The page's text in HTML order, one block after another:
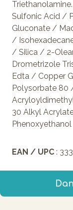
Sulfonic Acid /
Gluconate /
/
/ Silica / 2-
Drometrizole
Edta / Copper
Polysorbate 80
30 Alkyl
Phenoxyethanol
EAN / UPC :